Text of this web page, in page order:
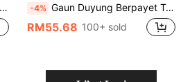
-4% Gaun Duyung Berpayet Tali Spageti Elegan, Gaun Wanita Musim Panas Sesuai Untuk Percutian, Parti Hari Jadi, Pakaian Harian
RM55.68 100+ sold